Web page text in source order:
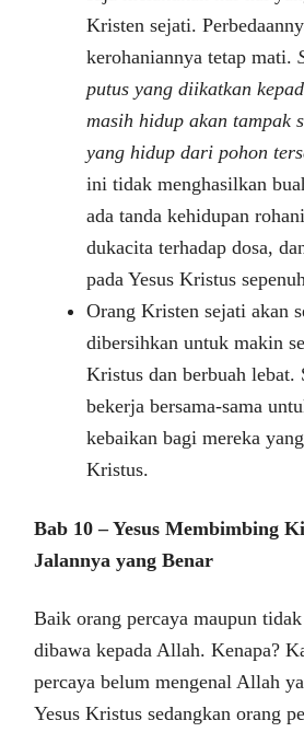
Kristen sejati.
kerohaniannya tetap mati.
putus yang diikatkan
masih hidup akan tampak
yang hidup dari pohon
ini tidak menghasilkan
ada tanda kehidupan
dukacita terhadap dosa,
pada Yesus Kristus
Orang Kristen sejati akan
dibersihkan untuk makin
Kristus dan berbuah lebat.
bekerja bersama-sama
kebaikan bagi mereka
Kristus.
Bab 10 – Yesus Membimbing
Jalannya yang Benar
Baik orang percaya maupun
dibawa kepada Allah. Kenapa?
percaya belum mengenal Allah
Yesus Kristus sedangkan orang